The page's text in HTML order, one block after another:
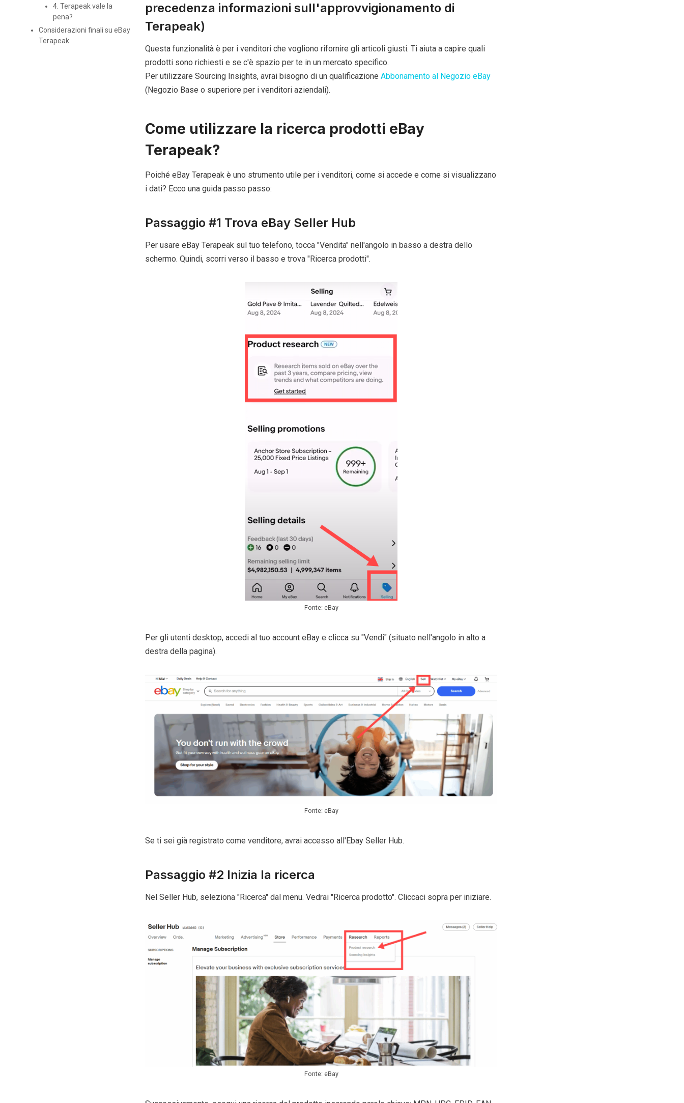
4. Terapeak vale la
pena?
Considerazioni finali su eBay
Terapeak
precedenza informazioni sull'approvvigionamento di
Terapeak)
Questa funzionalità è per i venditori che vogliono rifornire gli articoli giusti. Ti aiuta a capire quali
prodotti sono richiesti e se c'è spazio per te in un mercato specifico.
Per utilizzare Sourcing Insights, avrai bisogno di un qualificazione Abbonamento al Negozio eBay
(Negozio Base o superiore per i venditori aziendali).
Come utilizzare la ricerca prodotti eBay
Terapeak?
Poiché eBay Terapeak è uno strumento utile per i venditori, come si accede e come si visualizzano
i dati? Ecco una guida passo passo:
Passaggio #1 Trova eBay Seller Hub
Per usare eBay Terapeak sul tuo telefono, tocca "Vendita" nell'angolo in basso a destra dello
schermo. Quindi, scorri verso il basso e trova "Ricerca prodotti".
Fonte: eBay
Per gli utenti desktop, accedi al tuo account eBay e clicca su "Vendi" (situato nell'angolo in alto a
destra della pagina).
Fonte: eBay
Se ti sei già registrato come venditore, avrai accesso all'Ebay Seller Hub.
Passaggio #2 Inizia la ricerca
Nel Seller Hub, seleziona "Ricerca" dal menu. Vedrai "Ricerca prodotto". Cliccaci sopra per iniziare.
Fonte: eBay